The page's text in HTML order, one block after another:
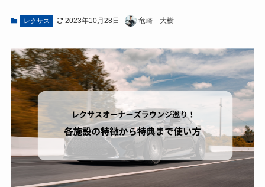
レクサス 2023年10月28日 竜崎 大樹